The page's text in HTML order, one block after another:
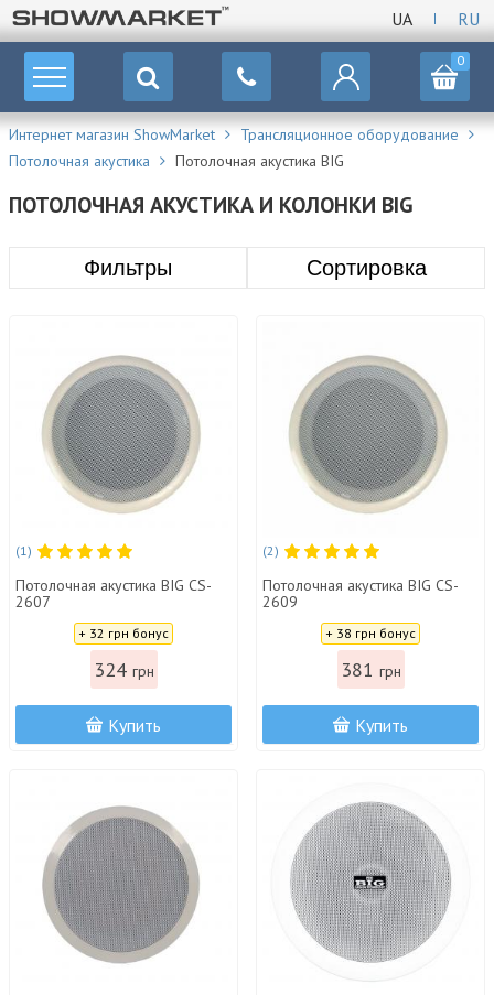
UA RU
0
Интернет магазин ShowMarket
Трансляционное оборудование
Потолочная акустика
Потолочная акустика BIG
ПОТОЛОЧНАЯ АКУСТИКА И КОЛОНКИ BIG
Фильтры Сортировка
(1)
Потолочная акустика BIG CS-
2607
+ 32 грн бонус
324 грн
Купить
(2)
Потолочная акустика BIG CS-
2609
+ 38 грн бонус
381 грн
Купить